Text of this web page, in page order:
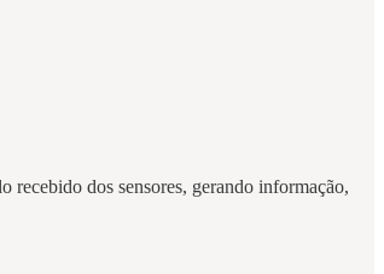
recebido dos sensores, gerando informação,